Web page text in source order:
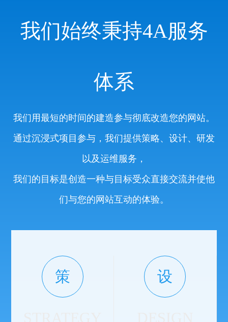
我们始终秉持4A服务
体系
我们用最短的时间的建造参与彻底改造您的网站。
通过沉浸式项目参与，我们提供策略、设计、研发
以及运维服务，
我们的目标是创造一种与目标受众直接交流并使他
们与您的网站互动的体验。
策 设